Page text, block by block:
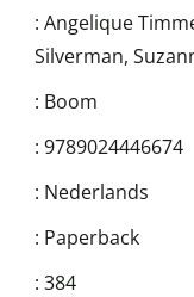
: Angelique
Silverman,
: Boom
: 9789024446674
: Nederlands
: Paperback
: 384